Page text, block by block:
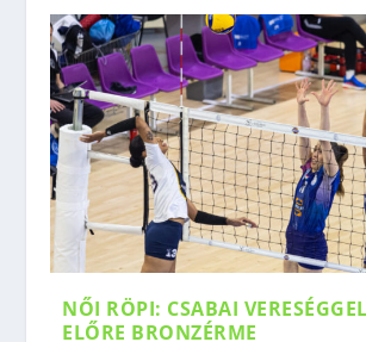
NŐI RÖPI: CSABAI
ELŐRE BRONZÉRME